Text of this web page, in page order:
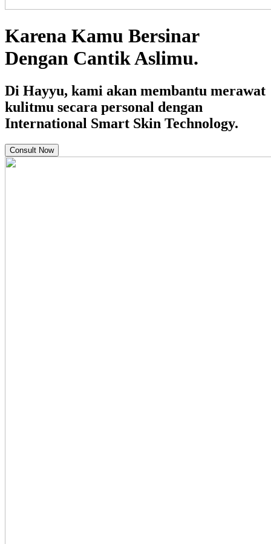
Karena Kamu Bersinar
Dengan Cantik Aslimu.
Di Hayyu, kami akan membantu merawat
kulitmu secara personal dengan
International Smart Skin Technology.
Consult Now